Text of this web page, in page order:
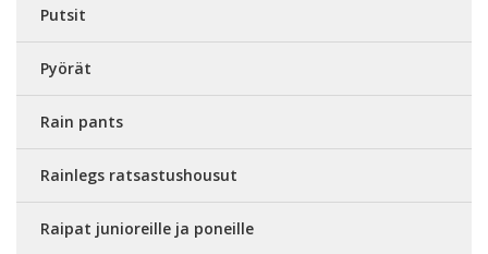
Putsit
Pyörät
Rain pants
Rainlegs ratsastushousut
Raipat junioreille ja poneille